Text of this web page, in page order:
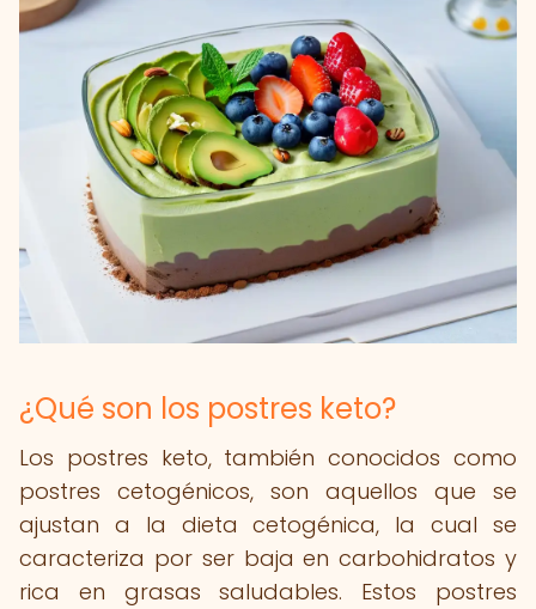
¿Qué son los postres keto?
Los postres keto, también conocidos como
postres cetogénicos, son aquellos que se
ajustan a la dieta cetogénica, la cual se
caracteriza por ser baja en carbohidratos y
rica en grasas saludables. Estos postres